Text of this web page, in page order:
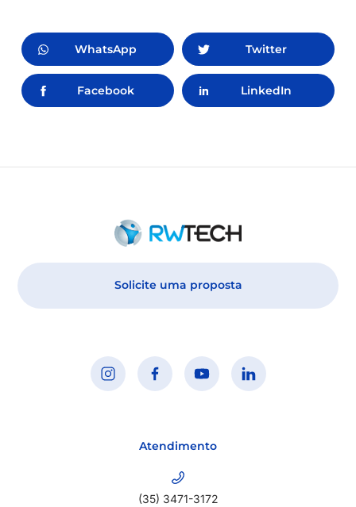
WhatsApp Twitter
Facebook LinkedIn
Solicite uma proposta
Atendimento
(35) 3471-3172